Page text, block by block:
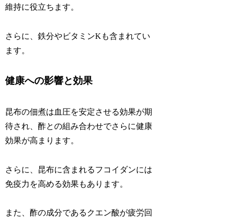
維持に役立ちます。
さらに、鉄分やビタミンKも含まれてい
ます。
健康への影響と効果
昆布の佃煮は血圧を安定させる効果が期
待され、酢との組み合わせでさらに健康
効果が高まります。
さらに、昆布に含まれるフコイダンには
免疫力を高める効果もあります。
また、酢の成分であるクエン酸が疲労回